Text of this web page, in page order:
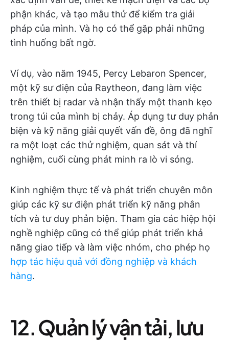
phận khác, và tạo mẫu thử để kiểm tra giải
pháp của mình. Và họ có thể gặp phải những
tình huống bất ngờ.
Ví dụ, vào năm 1945, Percy Lebaron Spencer,
một kỹ sư điện của Raytheon, đang làm việc
trên thiết bị radar và nhận thấy một thanh kẹo
trong túi của mình bị chảy. Áp dụng tư duy phản
biện và kỹ năng giải quyết vấn đề, ông đã nghĩ
ra một loạt các thử nghiệm, quan sát và thí
nghiệm, cuối cùng phát minh ra lò vi sóng.
Kinh nghiệm thực tế và phát triển chuyên môn
giúp các kỹ sư điện phát triển kỹ năng phân
tích và tư duy phản biện. Tham gia các hiệp hội
nghề nghiệp cũng có thể giúp phát triển khả
năng giao tiếp và làm việc nhóm, cho phép họ
hợp tác hiệu quả với đồng nghiệp và khách
hàng.
12. Quản lý vận tải, lưu